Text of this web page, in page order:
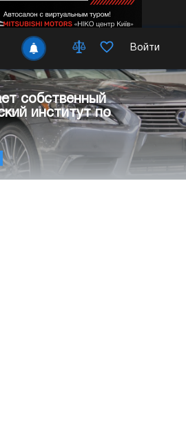
Войти
собственный
институт по